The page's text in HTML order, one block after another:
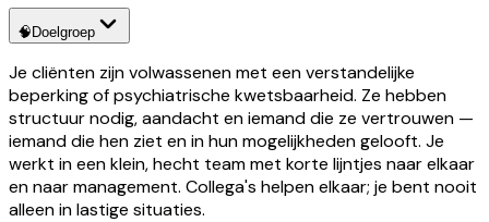
🧠 Doelgroep
Je cliënten zijn volwassenen met een verstandelijke
beperking of psychiatrische kwetsbaarheid. Ze hebben
structuur nodig, aandacht en iemand die ze vertrouwen —
iemand die hen ziet en in hun mogelijkheden gelooft. Je
werkt in een klein, hecht team met korte lijntjes naar elkaar
en naar management. Collega's helpen elkaar; je bent nooit
alleen in lastige situaties.